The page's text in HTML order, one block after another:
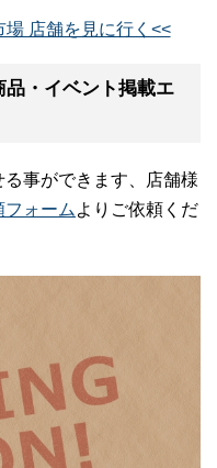
店舗を見に行く<<
・イベント掲載エ
事ができます、店舗様
ォーム よりご依頼くだ